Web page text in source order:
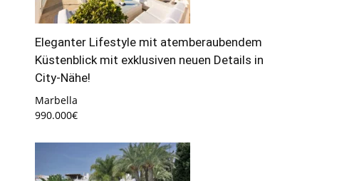
Eleganter Lifestyle mit atemberaubendem
Küstenblick mit exklusiven neuen Details in
City-Nähe!
Marbella
990.000€